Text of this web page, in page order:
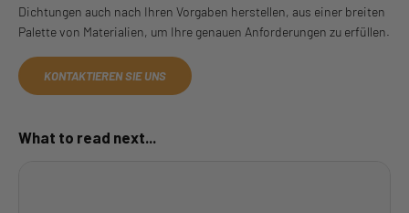
Dichtungen auch nach Ihren Vorgaben herstellen, aus einer breiten
Palette von Materialien, um Ihre genauen Anforderungen zu erfüllen.
KONTAKTIEREN SIE UNS
What to read next...